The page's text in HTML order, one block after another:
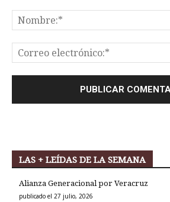
LAS + LEÍDAS DE LA SEMANA
Alianza Generacional por Veracruz
publicado el 27 julio, 2026